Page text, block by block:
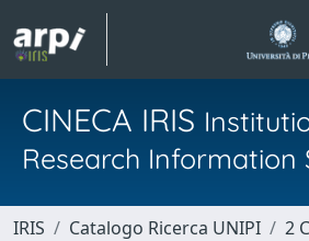
CINECA IRIS
Research Information
IRIS Catalogo Ricerca UNIPI
2